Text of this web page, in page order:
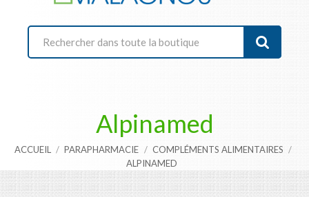
Alpinamed
ACCUEIL PARAPHARMACIE
COMPLÉMENTS ALIMENTAIRES
ALPINAMED